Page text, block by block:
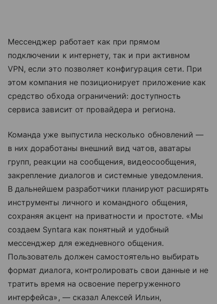
Мессенджер работает как при прямом
подключении к интернету, так и при активном
VPN, если это позволяет конфигурация сети. При
этом компания не позиционирует приложение как
средство обхода ограничений: доступность
сервиса зависит от провайдера и региона.
Команда уже выпустила несколько обновлений —
в них доработаны внешний вид чатов, аватары
групп, реакции на сообщения, видеосообщения,
закрепление диалогов и системные уведомления.
В дальнейшем разработчики планируют расширять
инструменты личного и командного общения,
сохраняя акцент на приватности и простоте. «Мы
создаем Syntara как понятный и удобный
мессенджер для ежедневного общения.
Пользователь должен самостоятельно выбирать
формат диалога, контролировать свои данные и не
тратить время на освоение перегруженного
интерфейса», — сказал Алексей Ильин,